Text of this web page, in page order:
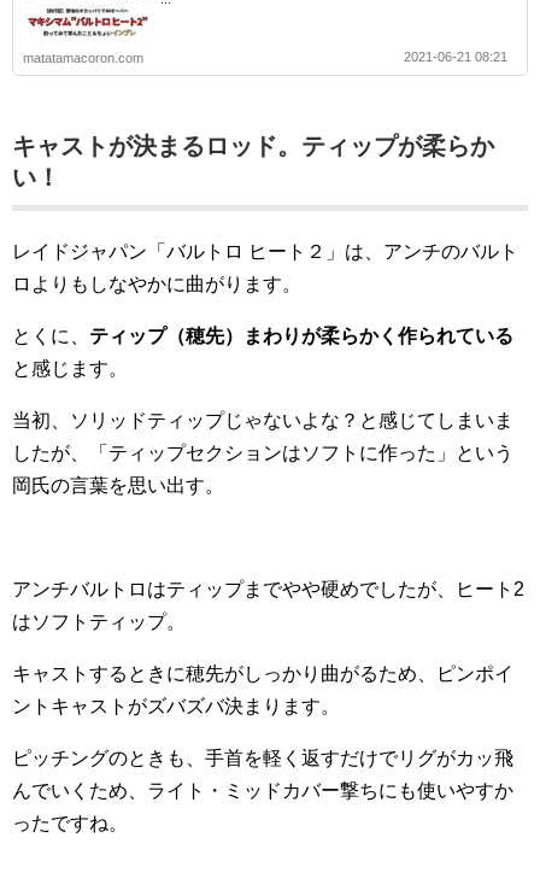
matatamacoron.com 2021-06-21 08:21
キャストが決まるロッド。ティップが柔らか
い！
レイドジャパン「バルトロ ヒート２」は、アンチのバルト
ロよりもしなやかに曲がります。
とくに、 ティップ（穂先）まわりが柔らかく作られている
と感じます。
当初、ソリッドティップじゃないよな？と感じてしまいま
したが、「ティップセクションはソフトに作った」という
岡氏の言葉を思い出す。
アンチバルトロはティップまでやや硬めでしたが、ヒート2
はソフトティップ。
キャストするときに穂先がしっかり曲がるため、ピンポイ
ントキャストがズバズバ決まります。
ピッチングのときも、手首を軽く返すだけでリグがカッ飛
んでいくため、ライト・ミッドカバー撃ちにも使いやすか
ったですね。